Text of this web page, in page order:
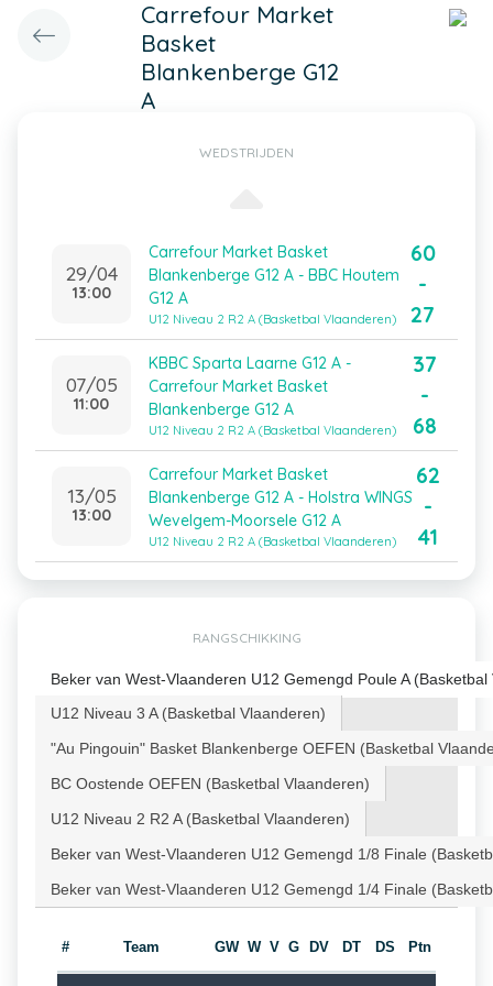
Carrefour Market
Basket
Blankenberge G12
A
WEDSTRIJDEN
29/04
13:00
Carrefour Market Basket
Blankenberge G12 A - BBC Houtem
G12 A
U12 Niveau 2 R2 A (Basketbal Vlaanderen)
60
-
27
07/05
11:00
KBBC Sparta Laarne G12 A -
Carrefour Market Basket
Blankenberge G12 A
U12 Niveau 2 R2 A (Basketbal Vlaanderen)
37
-
68
13/05
13:00
Carrefour Market Basket
Blankenberge G12 A - Holstra WINGS
Wevelgem-Moorsele G12 A
U12 Niveau 2 R2 A (Basketbal Vlaanderen)
62
-
41
RANGSCHIKKING
Beker van West-Vlaanderen U12 Gemengd Poule A
U12 Niveau 3 A (Basketbal Vlaanderen)
"Au Pingouin" Basket Blankenberge OEFEN (Basketbal
BC Oostende OEFEN (Basketbal Vlaanderen)
U12 Niveau 2 R2 A (Basketbal Vlaanderen)
Beker van West-Vlaanderen U12 Gemengd 1/8 Finale
Beker van West-Vlaanderen U12 Gemengd 1/4 Finale
# Team GW W V G DV DT DS Ptn